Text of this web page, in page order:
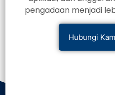
pengadaan menjadi
Hubungi